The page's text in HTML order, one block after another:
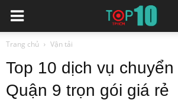
Trang chủ Vận tải
Top 10 dịch vụ
Quận 9 trọn gói giá rẻ